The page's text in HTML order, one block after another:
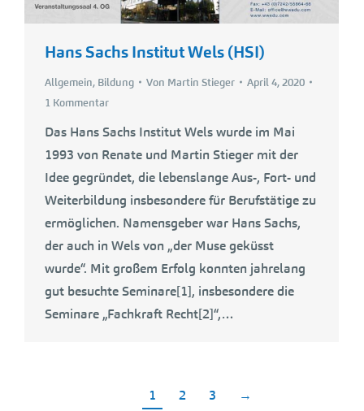
Hans Sachs Institut Wels (HSI)
Allgemein, Bildung Von Martin Stieger
April 4, 2020
1 Kommentar
Das Hans Sachs Institut Wels wurde im Mai
1993 von Renate und Martin Stieger mit der
Idee gegründet, die lebenslange Aus-, Fort- und
Weiterbildung insbesondere für Berufstätige zu
ermöglichen. Namensgeber war Hans Sachs,
der auch in Wels von „der Muse geküsst
wurde“. Mit großem Erfolg konnten jahrelang
gut besuchte Seminare[1], insbesondere die
Seminare „Fachkraft Recht[2]“,…
1 2 3 →